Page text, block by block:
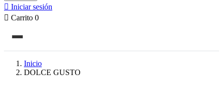
 Iniciar sesión
 Carrito 0
Inicio
DOLCE GUSTO